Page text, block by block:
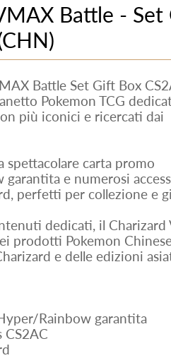
Battle - Set
Battle Set Gift Box
Pokemon TCG
più iconici e ricercati dai
carta promo
e numerosi
perfetti per collezione e
dedicati, il Charizard
prodotti Pokemon
e delle edizioni
Rainbow garantita
CS2AC